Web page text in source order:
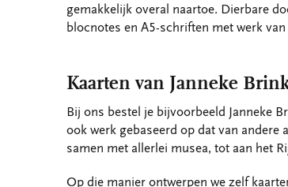
gemakkelijk overal naartoe. Dierbare
blocnotes en A5-schriften met werk
Kaarten van Janneke
Bij ons bestel je bijvoorbeeld Janneke
ook werk gebaseerd op dat van
samen met allerlei musea, tot aan het
Op die manier ontwerpen we zelf